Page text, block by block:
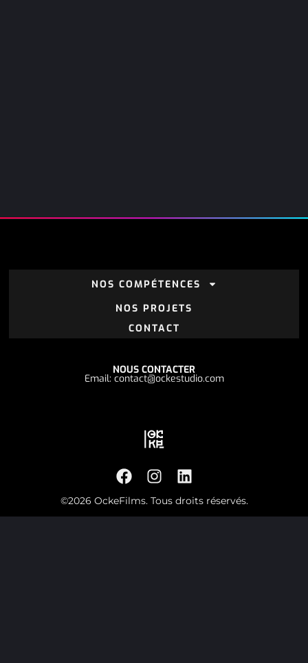
NOS COMPÉTENCES
NOS PROJETS
CONTACT
NOUS CONTACTER
Email: contact@ockestudio.com
©2026 OckeFilms. Tous droits réservés.